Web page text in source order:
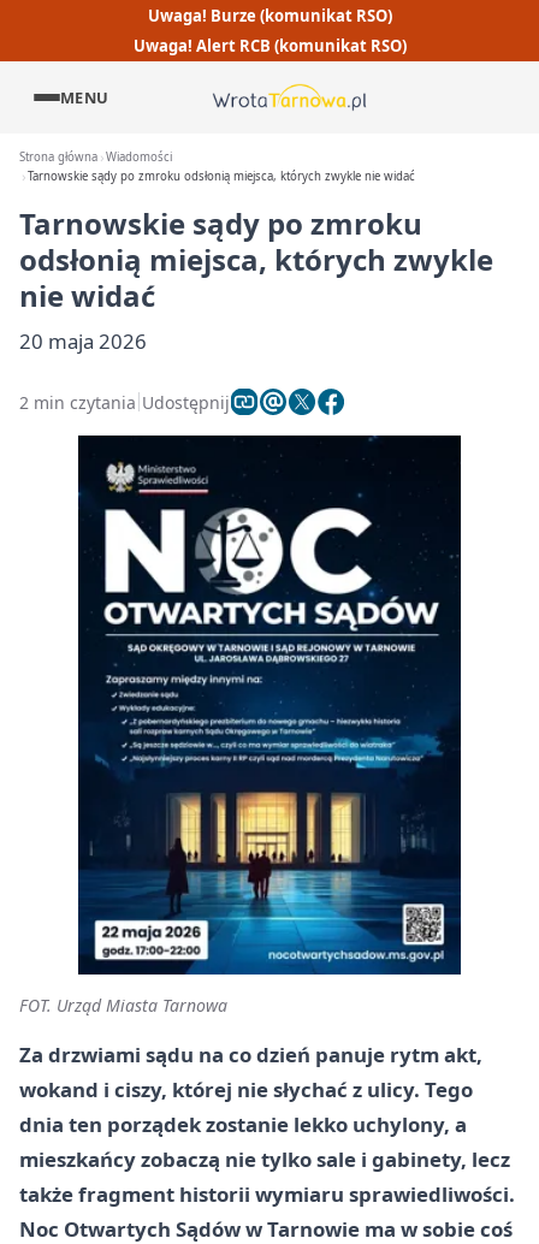
Uwaga! Burze (komunikat RSO)
Uwaga! Alert RCB (komunikat RSO)
MENU
Strona główna Wiadomości
Tarnowskie sądy po zmroku odsłonią miejsca, których zwykle nie widać
Tarnowskie sądy po zmroku
odsłonią miejsca, których zwykle
nie widać
20 maja 2026
2 min czytania Udostępnij
FOT. Urząd Miasta Tarnowa
Za drzwiami sądu na co dzień panuje rytm akt,
wokand i ciszy, której nie słychać z ulicy. Tego
dnia ten porządek zostanie lekko uchylony, a
mieszkańcy zobaczą nie tylko sale i gabinety, lecz
także fragment historii wymiaru sprawiedliwości.
Noc Otwartych Sądów w Tarnowie ma w sobie coś